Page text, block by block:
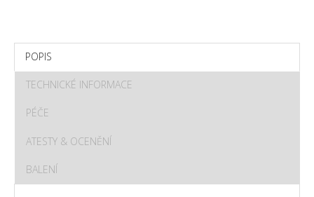
POPIS
TECHNICKÉ INFORMACE
PÉČE
ATESTY & OCENĚNÍ
BALENÍ